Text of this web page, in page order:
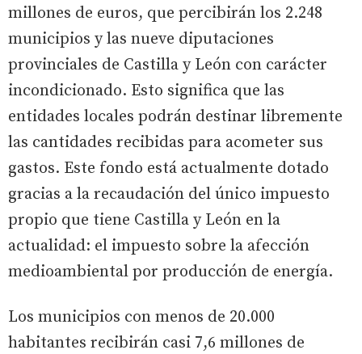
millones de euros, que percibirán los 2.248
municipios y las nueve diputaciones
provinciales de Castilla y León con carácter
incondicionado. Esto significa que las
entidades locales podrán destinar libremente
las cantidades recibidas para acometer sus
gastos. Este fondo está actualmente dotado
gracias a la recaudación del único impuesto
propio que tiene Castilla y León en la
actualidad: el impuesto sobre la afección
medioambiental por producción de energía.
Los municipios con menos de 20.000
habitantes recibirán casi 7,6 millones de